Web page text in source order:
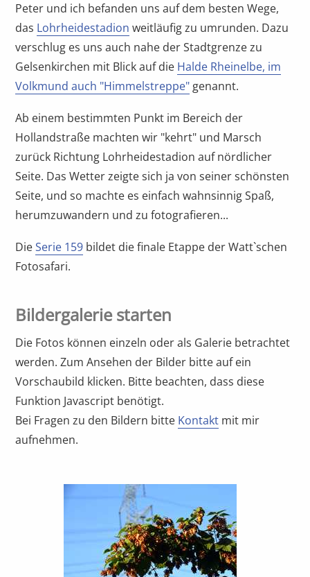
Peter und ich befanden uns auf dem besten Wege,
das Lohrheidestadion weitläufig zu umrunden. Dazu
verschlug es uns auch nahe der Stadtgrenze zu
Gelsenkirchen mit Blick auf die Halde Rheinelbe, im
Volkmund auch "Himmelstreppe" genannt.
Ab einem bestimmten Punkt im Bereich der
Hollandstraße machten wir "kehrt" und Marsch
zurück Richtung Lohrheidestadion auf nördlicher
Seite. Das Wetter zeigte sich ja von seiner schönsten
Seite, und so machte es einfach wahnsinnig Spaß,
herumzuwandern und zu fotografieren...
DieSerie 159 bildet die finale Etappe der Watt`schen
Fotosafari.
Bildergalerie starten
Die Fotos können einzeln oder als Galerie betrachtet
werden. Zum Ansehen der Bilder bitte auf ein
Vorschaubild klicken. Bitte beachten, dass diese
Funktion Javascript benötigt.
Bei Fragen zu den Bildern bitte Kontakt mit mir
aufnehmen.